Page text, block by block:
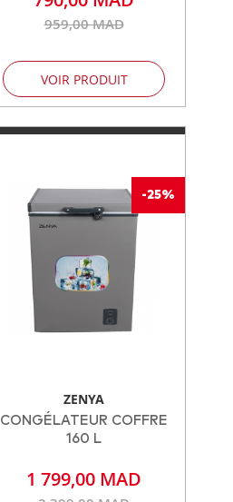
959,00 MAD
VOIR PRODUIT
-25%
ZENYA
CONGÉLATEUR COFFRE
160 L
1 799,00 MAD